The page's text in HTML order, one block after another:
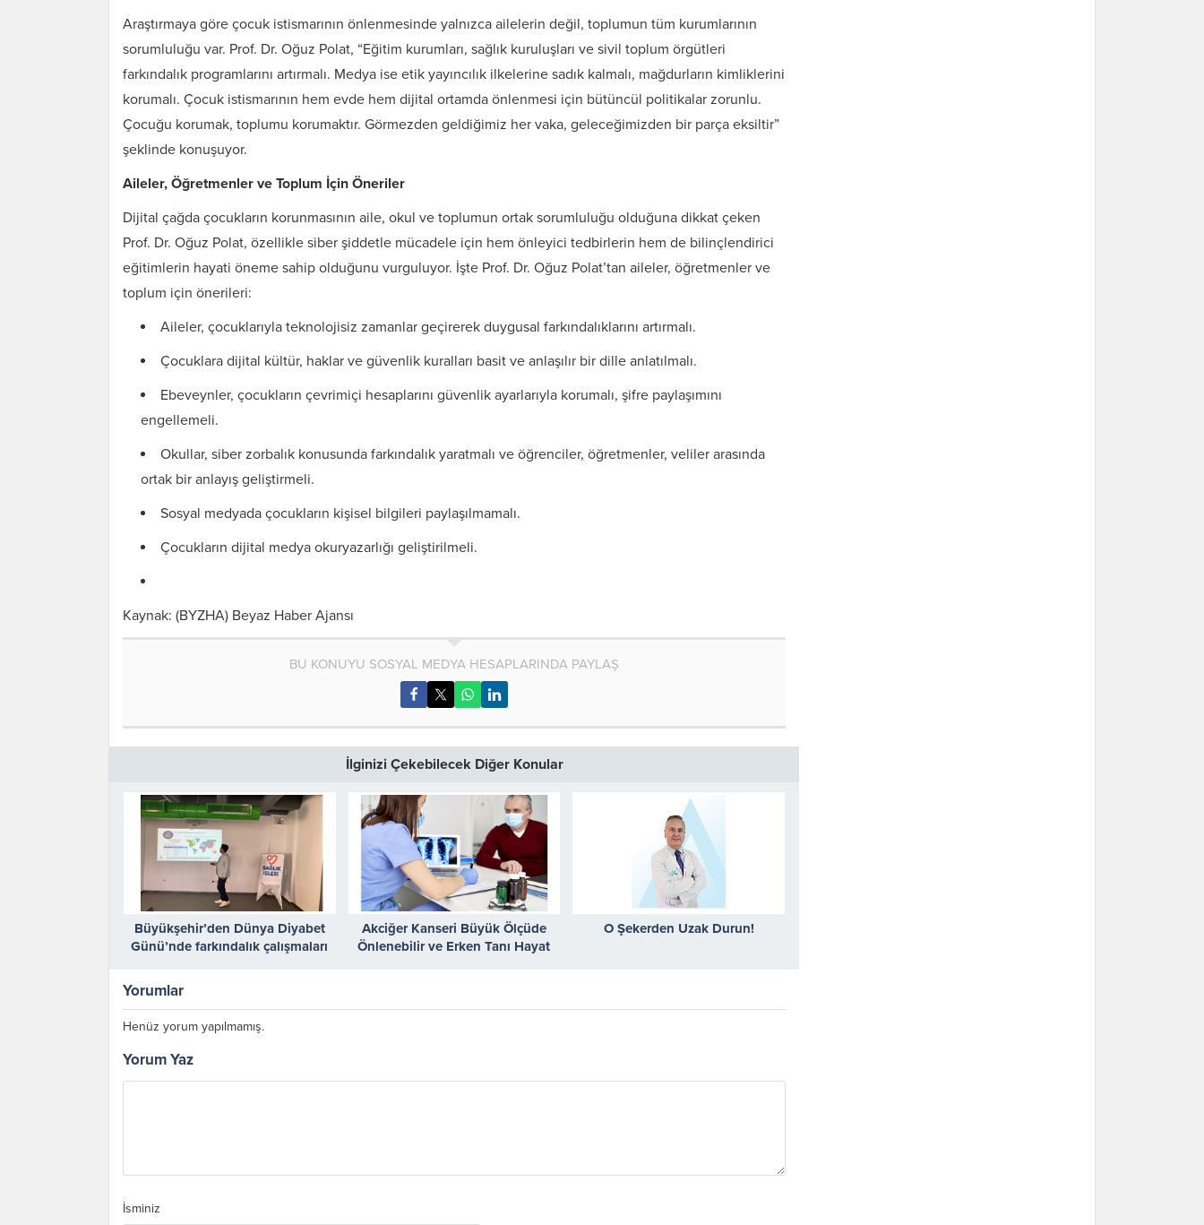
Araştırmaya göre çocuk istismarının önlenmesinde yalnızca ailelerin değil, toplumun tüm kurumlarının
sorumluluğu var. Prof. Dr. Oğuz Polat, “Eğitim kurumları, sağlık kuruluşları ve sivil toplum örgütleri
farkındalık programlarını artırmalı. Medya ise etik yayıncılık ilkelerine sadık kalmalı, mağdurların kimliklerini
korumalı. Çocuk istismarının hem evde hem dijital ortamda önlenmesi için bütüncül politikalar zorunlu.
Çocuğu korumak, toplumu korumaktır. Görmezden geldiğimiz her vaka, geleceğimizden bir parça eksiltir”
şeklinde konuşuyor.
Aileler, Öğretmenler ve Toplum İçin Öneriler
Dijital çağda çocukların korunmasının aile, okul ve toplumun ortak sorumluluğu olduğuna dikkat çeken
Prof. Dr. Oğuz Polat, özellikle siber şiddetle mücadele için hem önleyici tedbirlerin hem de bilinçlendirici
eğitimlerin hayati öneme sahip olduğunu vurguluyor. İşte Prof. Dr. Oğuz Polat’tan aileler, öğretmenler ve
toplum için önerileri:
Aileler, çocuklarıyla teknolojisiz zamanlar geçirerek duygusal farkındalıklarını artırmalı.
Çocuklara dijital kültür, haklar ve güvenlik kuralları basit ve anlaşılır bir dille anlatılmalı.
Ebeveynler, çocukların çevrimiçi hesaplarını güvenlik ayarlarıyla korumalı, şifre paylaşımını
engellemeli.
Okullar, siber zorbalık konusunda farkındalık yaratmalı ve öğrenciler, öğretmenler, veliler arasında
ortak bir anlayış geliştirmeli.
Sosyal medyada çocukların kişisel bilgileri paylaşılmamalı.
Çocukların dijital medya okuryazarlığı geliştirilmeli.
Kaynak: (BYZHA) Beyaz Haber Ajansı
BU KONUYU SOSYAL MEDYA HESAPLARINDA PAYLAŞ
İlginizi Çekebilecek Diğer Konular
Büyükşehir’den Dünya Diyabet
Günü’nde farkındalık çalışmaları
Akciğer Kanseri Büyük Ölçüde
Önlenebilir ve Erken Tanı Hayat
O Şekerden Uzak Durun!
Yorumlar
Henüz yorum yapılmamış.
Yorum Yaz
İsminiz